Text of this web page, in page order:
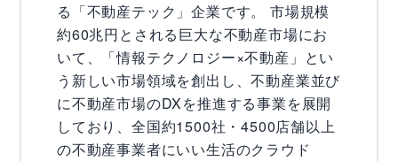
る「不動産テック」企業です。 市場規模
約60兆円とされる巨大な不動産市場にお
いて、「情報テクノロジー×不動産」とい
う新しい市場領域を創出し、不動産業並び
に不動産市場のDXを推進する事業を展開
しており、全国約1500社・4500店舗以上
の不動産事業者にいい生活のクラウド